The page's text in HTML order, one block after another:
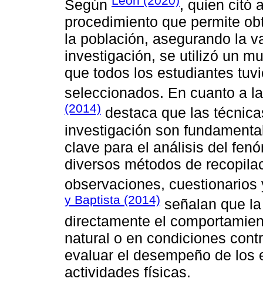
Según
, quien citó
procedimiento que permite
la población, asegurando la
investigación, se utilizó un
que todos los estudiantes
seleccionados. En cuanto a
(2014) destaca que las
investigación son
clave para el análisis del
diversos métodos de
observaciones,
y Baptista (2014) señalan que
directamente el
natural o en condiciones
evaluar el desempeño de los
actividades físicas.